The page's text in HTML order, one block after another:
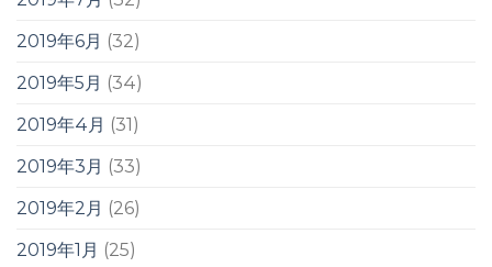
2019年6月 (32)
2019年5月 (34)
2019年4月 (31)
2019年3月 (33)
2019年2月 (26)
2019年1月 (25)